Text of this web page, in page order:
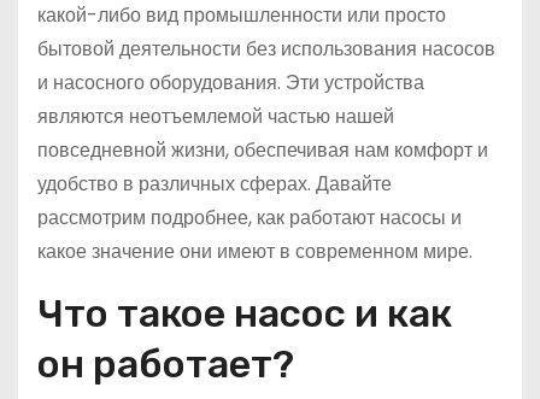
какой-либо вид промышленности или просто
бытовой деятельности без использования насосов
и насосного оборудования. Эти устройства
являются неотъемлемой частью нашей
повседневной жизни, обеспечивая нам комфорт и
удобство в различных сферах. Давайте
рассмотрим подробнее, как работают насосы и
какое значение они имеют в современном мире.
Что такое насос и как
он работает?